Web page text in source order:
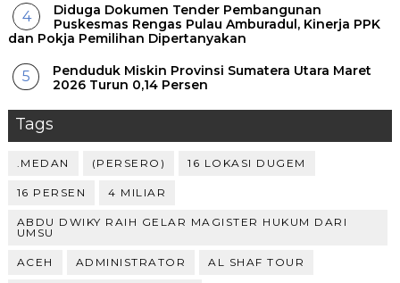
Diduga Dokumen Tender Pembangunan
Puskesmas Rengas Pulau Amburadul, Kinerja PPK
dan Pokja Pemilihan Dipertanyakan
Penduduk Miskin Provinsi Sumatera Utara Maret
2026 Turun 0,14 Persen
Tags
.MEDAN (PERSERO) 16 LOKASI DUGEM
16 PERSEN 4 MILIAR
ABDU DWIKY RAIH GELAR MAGISTER HUKUM DARI
UMSU
ACEH ADMINISTRATOR AL SHAF TOUR